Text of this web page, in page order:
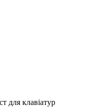
для клавіатур